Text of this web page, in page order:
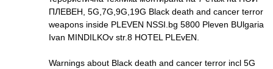
ПЛЕВЕН, 5G,7G,9G,19G Black death and cancer terror
weapons inside PLEVEN NSSI.bg 5800 Pleven BUlgaria
Ivan MINDILKOv str.8 HOTEL PLEvEN.
Warnings about Black death and cancer terror incl 5G